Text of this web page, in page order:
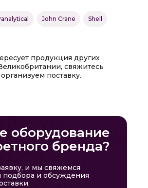
продукция других
свяжитесь
поставку.
Shell
John Crane
оборудование
бренда?
и мы свяжемся
подбора и обсуждения